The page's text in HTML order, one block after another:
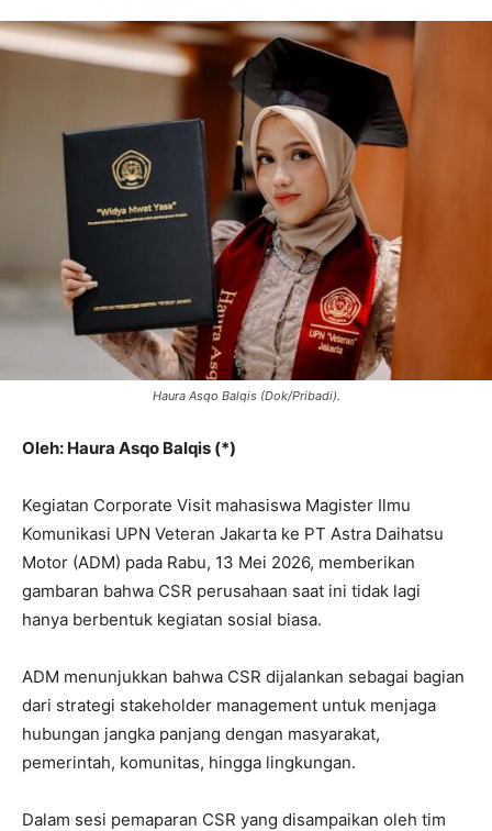
Haura Asqo Balqis (Dok/Pribadi).
Oleh: Haura Asqo Balqis (*)
Kegiatan Corporate Visit mahasiswa Magister Ilmu
Komunikasi UPN Veteran Jakarta ke PT Astra Daihatsu
Motor (ADM) pada Rabu, 13 Mei 2026, memberikan
gambaran bahwa CSR perusahaan saat ini tidak lagi
hanya berbentuk kegiatan sosial biasa.
ADM menunjukkan bahwa CSR dijalankan sebagai bagian
dari strategi stakeholder management untuk menjaga
hubungan jangka panjang dengan masyarakat,
pemerintah, komunitas, hingga lingkungan.
Dalam sesi pemaparan CSR yang disampaikan oleh tim